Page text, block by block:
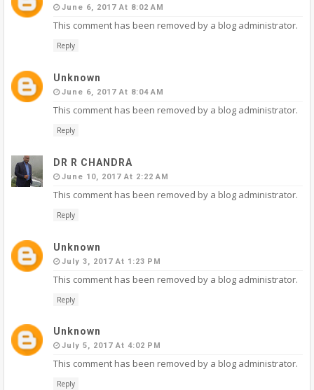
June 6, 2017 At 8:02 AM
This comment has been removed by a blog administrator.
Reply
Unknown
June 6, 2017 At 8:04 AM
This comment has been removed by a blog administrator.
Reply
DR R CHANDRA
June 10, 2017 At 2:22 AM
This comment has been removed by a blog administrator.
Reply
Unknown
July 3, 2017 At 1:23 PM
This comment has been removed by a blog administrator.
Reply
Unknown
July 5, 2017 At 4:02 PM
This comment has been removed by a blog administrator.
Reply